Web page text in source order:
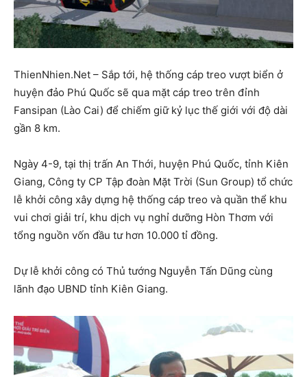
ThienNhien.Net – Sắp tới, hệ thống cáp treo vượt biển ở
huyện đảo Phú Quốc sẽ qua mặt cáp treo trên đỉnh
Fansipan (Lào Cai) để chiếm giữ kỷ lục thế giới với độ dài
gần 8 km.
Ngày 4-9, tại thị trấn An Thới, huyện Phú Quốc, tỉnh Kiên
Giang, Công ty CP Tập đoàn Mặt Trời (Sun Group) tổ chức
lễ khởi công xây dựng hệ thống cáp treo và quần thể khu
vui chơi giải trí, khu dịch vụ nghỉ dưỡng Hòn Thơm với
tổng nguồn vốn đầu tư hơn 10.000 tỉ đồng.
Dự lễ khởi công có Thủ tướng Nguyễn Tấn Dũng cùng
lãnh đạo UBND tỉnh Kiên Giang.